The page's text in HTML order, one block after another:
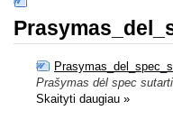
Prašymas dėl spec
Skaityti daugiau »